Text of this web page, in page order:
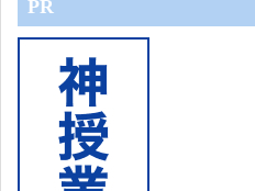
PR